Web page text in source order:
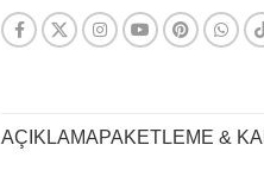
AÇIKLAMAPAKETLEME &